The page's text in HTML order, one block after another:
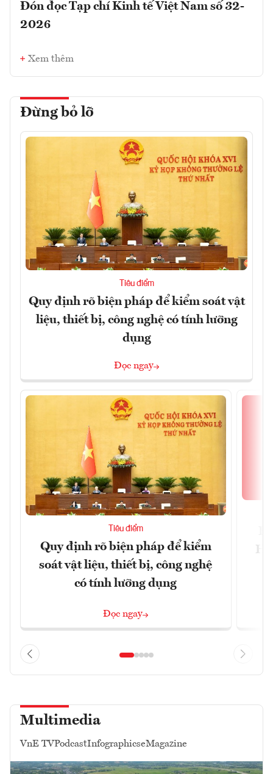
Đón đọc Tạp chí Kinh tế Việt Nam số 32-
2026
Xem thêm
Đừng bỏ lỡ
Tiêu điểm
Quy định rõ biện pháp để kiểm soát vật
liệu, thiết bị, công nghệ có tính lưỡng
dụng
Đọc ngay
Tiêu điểm
Quy định rõ biện pháp để kiểm
soát vật liệu, thiết bị, công nghệ
có tính lưỡng dụng
Đọc ngay
Multimedia
VnE TVPodcastInfographicseMagazine